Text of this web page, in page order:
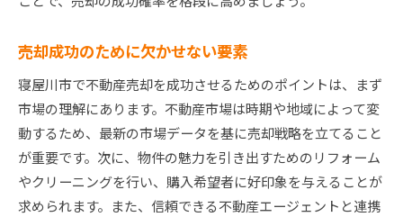
売却成功のために欠かせない要素
寝屋川市で不動産売却を成功させるためのポイントは、まず
市場の理解にあります。不動産市場は時期や地域によって変
動するため、最新の市場データを基に売却戦略を立てること
が重要です。次に、物件の魅力を引き出すためのリフォーム
やクリーニングを行い、購入希望者に好印象を与えることが
求められます。また、信頼できる不動産エージェントと連携